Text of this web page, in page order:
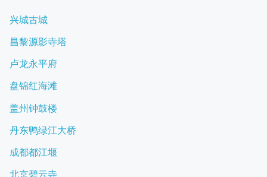
兴城古城
昌黎源影寺塔
卢龙永平府
盘锦红海滩
盖州钟鼓楼
丹东鸭绿江大桥
成都都江堰
北京碧云寺